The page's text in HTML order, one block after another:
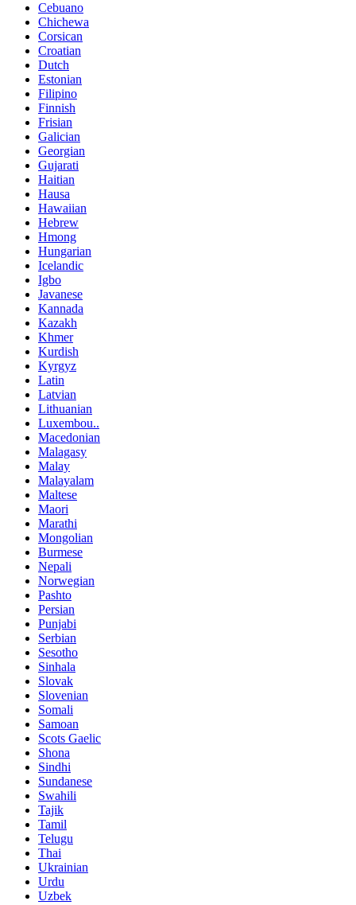
Cebuano
Chichewa
Corsican
Croatian
Dutch
Estonian
Filipino
Finnish
Frisian
Galician
Georgian
Gujarati
Haitian
Hausa
Hawaiian
Hebrew
Hmong
Hungarian
Icelandic
Igbo
Javanese
Kannada
Kazakh
Khmer
Kurdish
Kyrgyz
Latin
Latvian
Lithuanian
Luxembou..
Macedonian
Malagasy
Malay
Malayalam
Maltese
Maori
Marathi
Mongolian
Burmese
Nepali
Norwegian
Pashto
Persian
Punjabi
Serbian
Sesotho
Sinhala
Slovak
Slovenian
Somali
Samoan
Scots Gaelic
Shona
Sindhi
Sundanese
Swahili
Tajik
Tamil
Telugu
Thai
Ukrainian
Urdu
Uzbek